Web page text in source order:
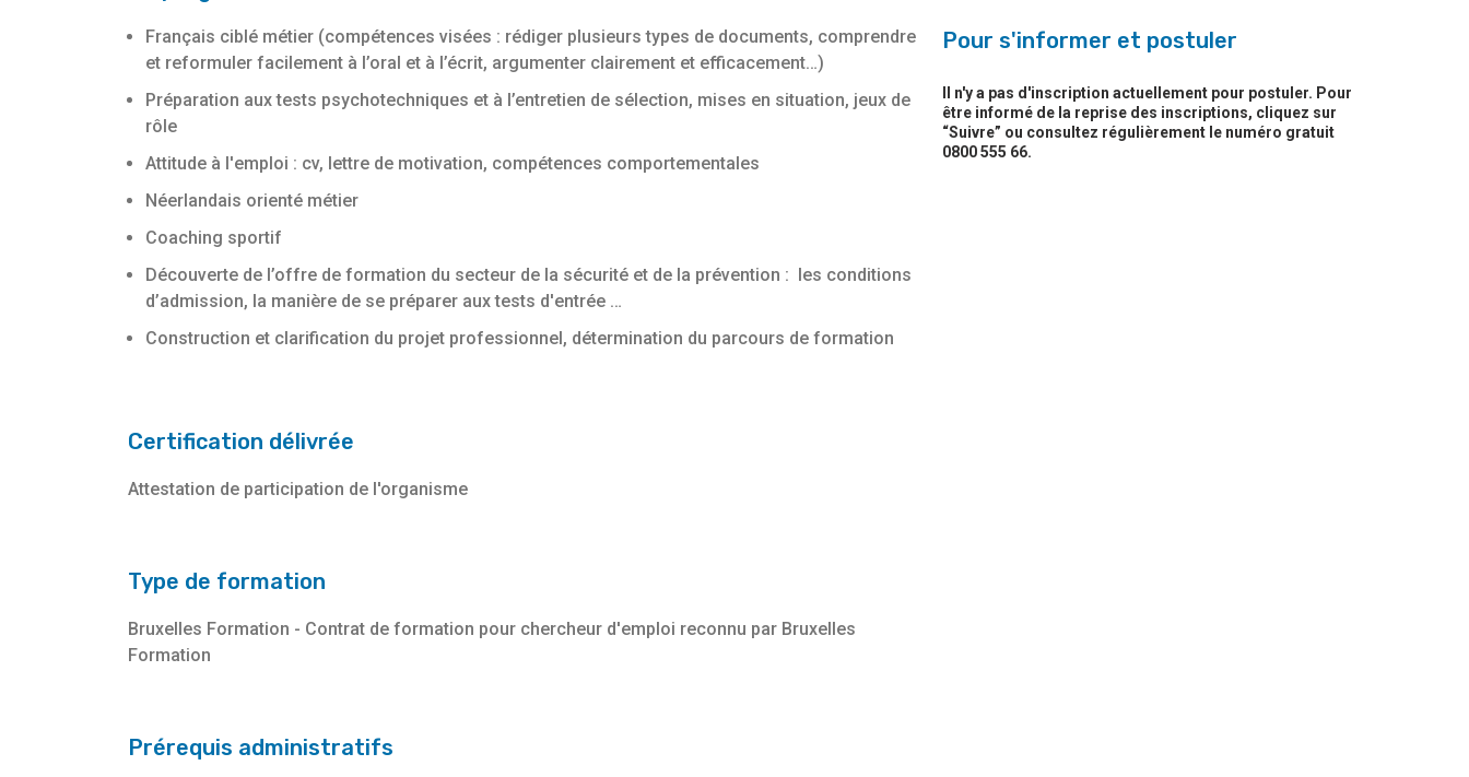
Français ciblé métier (compétences visées : rédiger plusieurs types de documents, comprendre
et reformuler facilement à l’oral et à l’écrit, argumenter clairement et efficacement…)
Préparation aux tests psychotechniques et à l’entretien de sélection, mises en situation, jeux de
rôle
Attitude à l'emploi : cv, lettre de motivation, compétences comportementales
Néerlandais orienté métier
Coaching sportif
Découverte de l’offre de formation du secteur de la sécurité et de la prévention : les conditions
d’admission, la manière de se préparer aux tests d'entrée …
Construction et clarification du projet professionnel, détermination du parcours de formation
Certification délivrée
Attestation de participation de l'organisme
Type de formation
Bruxelles Formation - Contrat de formation pour chercheur d'emploi reconnu par Bruxelles
Formation
Prérequis administratifs
Pour s'informer et postuler
Il n'y a pas d'inscription actuellement pour postuler. Pour
être informé de la reprise des inscriptions, cliquez sur
“Suivre” ou consultez régulièrement le numéro gratuit
0800 555 66.